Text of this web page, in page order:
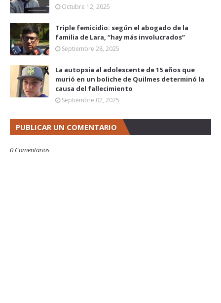
Octubre 12, 2025
Triple femicidio: según el abogado de la
familia de Lara, “hay más involucrados”
Septiembre 28, 2025
La autopsia al adolescente de 15 años que
murió en un boliche de Quilmes determinó la
causa del fallecimiento
Septiembre 02, 2025
PUBLICAR UN COMENTARIO
0 Comentarios